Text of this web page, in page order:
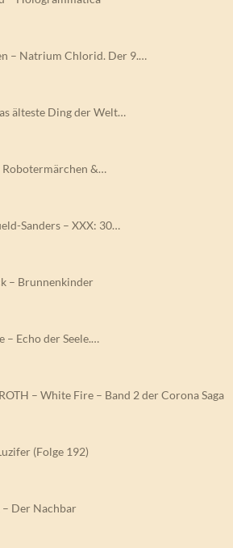
– Natrium Chlorid. Der 9.…
älteste Ding der Welt…
Robotermärchen &…
Sanders – XXX: 30…
– Brunnenkinder
– Echo der Seele.…
– White Fire – Band 2 der Corona Saga
(Folge 192)
– Der Nachbar